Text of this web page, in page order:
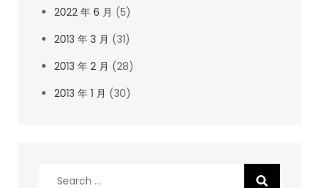
2022 年 6 月 (5)
2013 年 3 月 (31)
2013 年 2 月 (28)
2013 年 1 月 (30)